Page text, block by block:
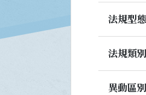
法規型態
法規類別
異動區別